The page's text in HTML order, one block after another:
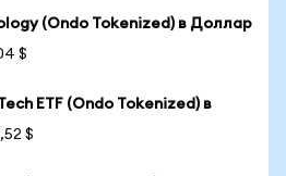
(Ondo Tokenized) в Доллар
$
ETF (Ondo Tokenized) в
$